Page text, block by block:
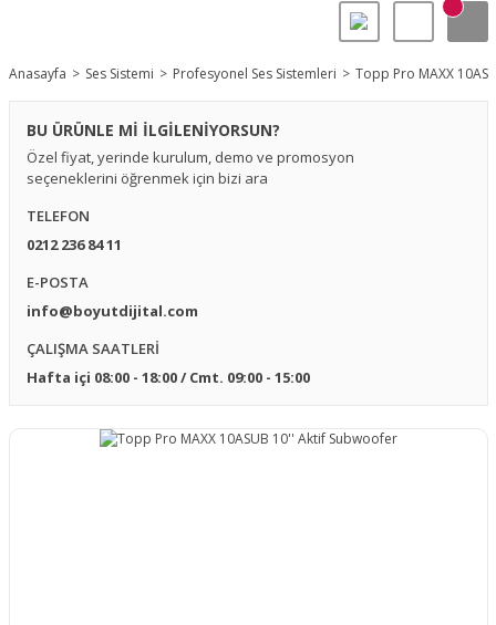
Anasayfa Ses Sistemi Profesyonel Ses Sistemleri Topp Pro MAXX
BU ÜRÜNLE Mİ İLGİLENİYORSUN?
Özel fiyat, yerinde kurulum, demo ve promosyon
seçeneklerini öğrenmek için bizi ara
TELEFON
0212 236 84 11
E-POSTA
info@boyutdijital.com
ÇALIŞMA SAATLERİ
Hafta içi 08:00 - 18:00 / Cmt. 09:00 - 15:00